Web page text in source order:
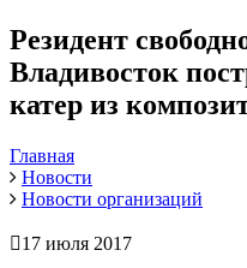
Резидент
Владивосток
катер из
Главная
Новости
Новости организаций
17 июля 2017